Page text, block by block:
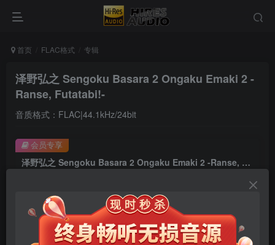
首页 FLAC格式 专辑
泽野弘之 Sengoku Basara 2 Ongaku Emaki 2 -
Ranse, Futatabi!-
音质格式：FLAC|44.1kHz/24bit
泽野弘之 Sengoku Basara 2 Ongaku Emaki 2 -Ranse, Futatabi!-
￥9.9 限时特惠
￥99
年卡会员免费 永久会员免费
会员专享